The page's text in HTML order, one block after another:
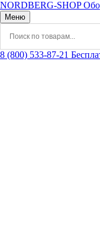
NORDBERG-SHOP
Меню
8 (800) 533-87-21